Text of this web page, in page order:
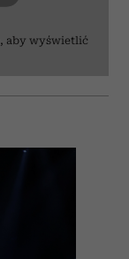
, aby wyświetlić